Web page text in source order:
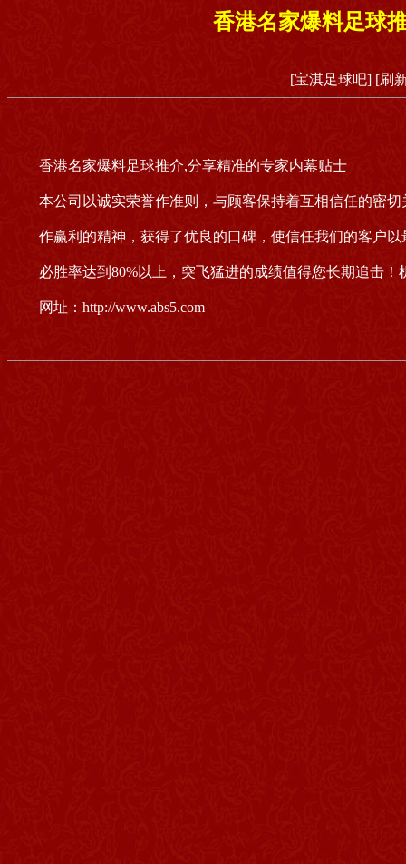
香港名家爆料足球
[宝淇足球吧] [刷
香港名家爆料足球推介,分享精准的专家内幕贴士
本公司以诚实荣誉作准则，与顾客保持着互相信任的密
作赢利的精神，获得了优良的口碑，使信任我们的客户
必胜率达到80%以上，突飞猛进的成绩值得您长期追击！
网址：http://www.abs5.com